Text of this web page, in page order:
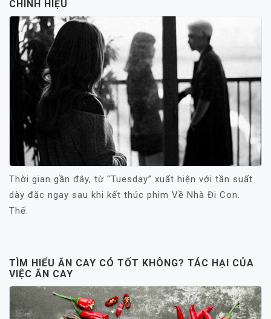
CHÍNH HIỆU
Thời gian gần đây, từ “Tuesday” xuất hiện với tần suất
dày đặc ngay sau khi kết thúc phim Về Nhà Đi Con.
Thế.
TÌM HIỂU ĂN CAY CÓ TỐT KHÔNG? TÁC HẠI CỦA
VIỆC ĂN CAY